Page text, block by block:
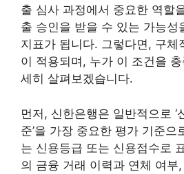
출 심사 과정에서 중요한 역할
출 승인을 받을 수 있는 가능성
지표가 됩니다. 그렇다면, 구체
이 적용되며, 누가 이 조건을
세히 살펴보겠습니다.
먼저, 신한은행은 일반적으로 ‘
준’을 가장 중요한 평가 기준으
는 신용등급 또는 신용점수로
의 금융 거래 이력과 연체 여부